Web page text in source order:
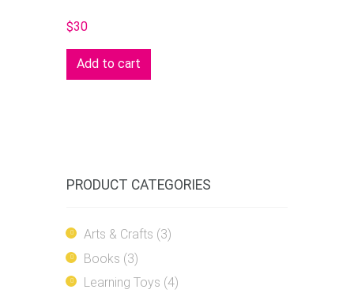
$30
Add to cart
PRODUCT CATEGORIES
Arts & Crafts (3)
Books (3)
Learning Toys (4)